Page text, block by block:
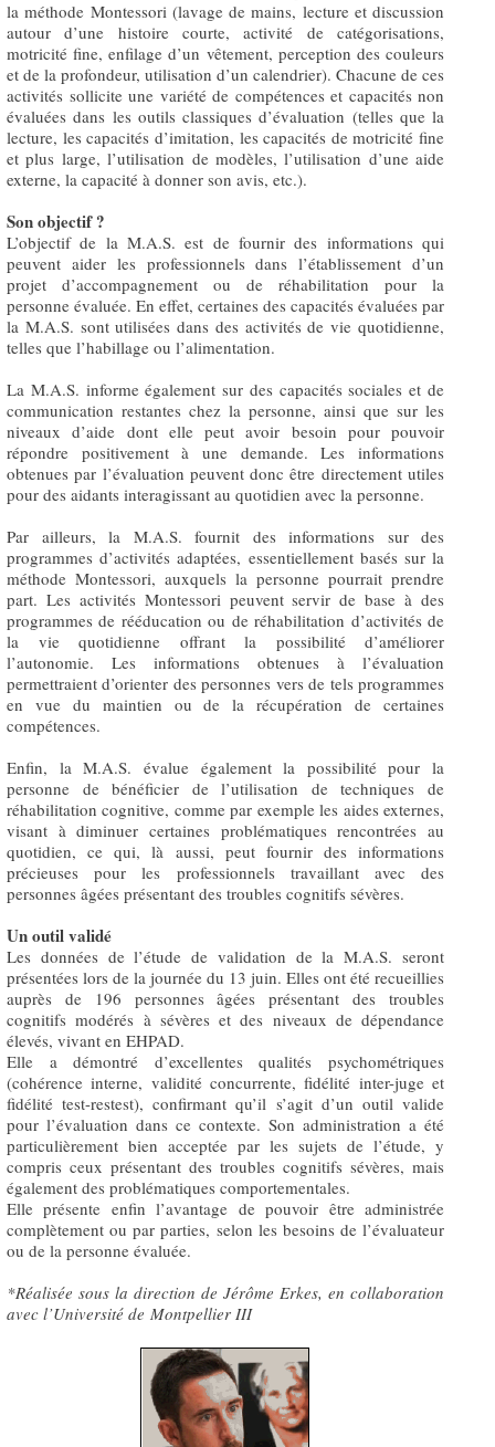
la méthode Montessori (lavage de mains, lecture et discussion
autour d’une histoire courte, activité de catégorisations,
motricité fine, enfilage d’un vêtement, perception des couleurs
et de la profondeur, utilisation d’un calendrier). Chacune de ces
activités sollicite une variété de compétences et capacités non
évaluées dans les outils classiques d’évaluation (telles que la
lecture, les capacités d’imitation, les capacités de motricité fine
et plus large, l’utilisation de modèles, l’utilisation d’une aide
externe, la capacité à donner son avis, etc.).
Son objectif ?
L’objectif de la M.A.S. est de fournir des informations qui
peuvent aider les professionnels dans l’établissement d’un
projet d’accompagnement ou de réhabilitation pour la
personne évaluée. En effet, certaines des capacités évaluées par
la M.A.S. sont utilisées dans des activités de vie quotidienne,
telles que l’habillage ou l’alimentation.
La M.A.S. informe également sur des capacités sociales et de
communication restantes chez la personne, ainsi que sur les
niveaux d’aide dont elle peut avoir besoin pour pouvoir
répondre positivement à une demande. Les informations
obtenues par l’évaluation peuvent donc être directement utiles
pour des aidants interagissant au quotidien avec la personne.
Par ailleurs, la M.A.S. fournit des informations sur des
programmes d’activités adaptées, essentiellement basés sur la
méthode Montessori, auxquels la personne pourrait prendre
part. Les activités Montessori peuvent servir de base à des
programmes de rééducation ou de réhabilitation d’activités de
la vie quotidienne offrant la possibilité d’améliorer
l’autonomie. Les informations obtenues à l’évaluation
permettraient d’orienter des personnes vers de tels programmes
en vue du maintien ou de la récupération de certaines
compétences.
Enfin, la M.A.S. évalue également la possibilité pour la
personne de bénéficier de l’utilisation de techniques de
réhabilitation cognitive, comme par exemple les aides externes,
visant à diminuer certaines problématiques rencontrées au
quotidien, ce qui, là aussi, peut fournir des informations
précieuses pour les professionnels travaillant avec des
personnes âgées présentant des troubles cognitifs sévères.
Un outil validé
Les données de l’étude de validation de la M.A.S. seront
présentées lors de la journée du 13 juin. Elles ont été recueillies
auprès de 196 personnes âgées présentant des troubles
cognitifs modérés à sévères et des niveaux de dépendance
élevés, vivant en EHPAD.
Elle a démontré d’excellentes qualités psychométriques
(cohérence interne, validité concurrente, fidélité inter-juge et
fidélité test-restest), confirmant qu’il s’agit d’un outil valide
pour l’évaluation dans ce contexte. Son administration a été
particulièrement bien acceptée par les sujets de l’étude, y
compris ceux présentant des troubles cognitifs sévères, mais
également des problématiques comportementales.
Elle présente enfin l’avantage de pouvoir être administrée
complètement ou par parties, selon les besoins de l’évaluateur
ou de la personne évaluée.
*Réalisée sous la direction de Jérôme Erkes, en collaboration
avec l’Université de Montpellier III